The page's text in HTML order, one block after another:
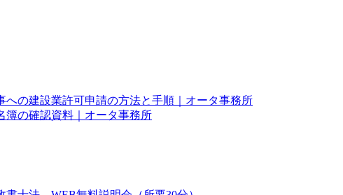
への建設業許可申請の方法と手順｜オータ事務所
の確認資料｜オータ事務所